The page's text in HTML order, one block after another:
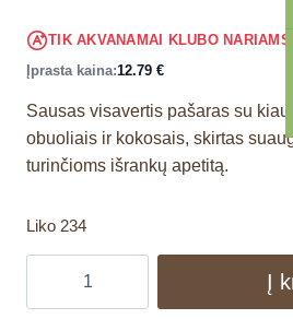
TIK AKVANAMAI KLUBO NARIAMS
Įprasta kaina:12.79 €
Sausas visavertis pašaras su
obuoliais ir kokosais, skirtas
turinčioms išrankų apetitą.
Liko 234
Į